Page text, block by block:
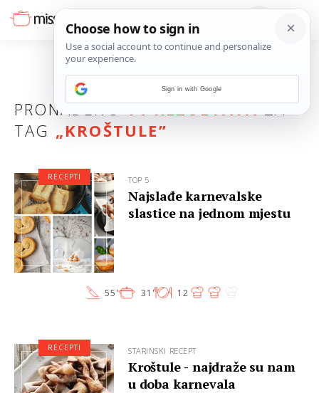
PRONAĐENO14 REZULTATAZA
TAG „KROŠTULE”
TOP 5
Najslađe karnevalske
slastice na jednom mjestu
55' 31' 12
RECEPTI
STARINSKI RECEPT
Kroštule - najdraže su nam
u doba karnevala
RECEPTI
Sign in with Google